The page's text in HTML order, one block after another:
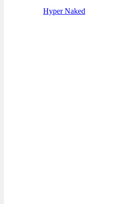
Hyper Naked